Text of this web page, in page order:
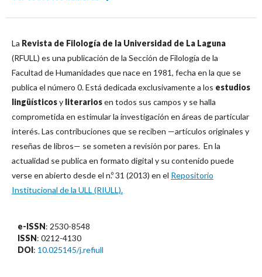
La Revista de Filología de la Universidad de La Laguna
(RFULL) es una publicación de la Sección de Filología de la
Facultad de Humanidades que nace en 1981, fecha en la que se
publica el número 0. Está dedicada exclusivamente a los estudios
lingüísticosy literariosen todos sus campos y se halla
comprometida en estimular la investigación en áreas de particular
interés. Las contribuciones que se reciben —artículos originales y
reseñas de libros— se someten a revisión por pares. En la
actualidad se publica en formato digital y su contenido puede
verse en abierto desde el n.º 31 (2013) en el Repositorio
Institucional de la ULL (RIULL).
e-ISSN: 2530-8548
ISSN: 0212-4130
DOI: 10.025145/j.refiull